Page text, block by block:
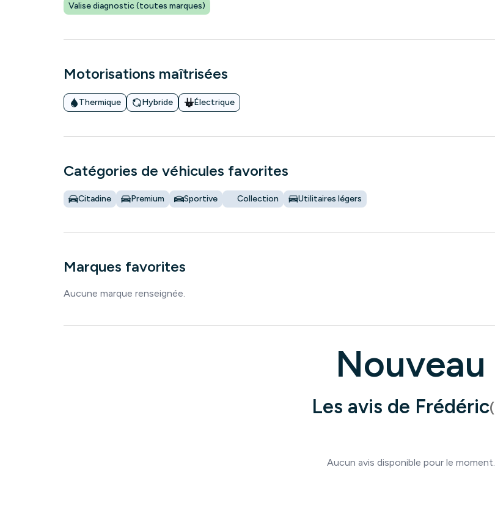
Valise diagnostic (toutes marques)
Motorisations maîtrisées
Thermique Hybride Électrique
Catégories de véhicules favorites
Citadine Premium Sportive Collection Utilitaires légers
Marques favorites
Aucune marque renseignée.
Nouveau
Les avis de Frédéric(
Aucun avis disponible pour le moment.